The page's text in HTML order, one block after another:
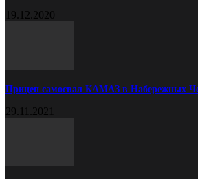
19.12.2020
Прицеп самосвал КАМАЗ в Набережных
29.11.2021